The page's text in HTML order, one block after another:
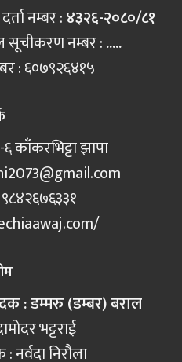
नम्बर :४३२६-२०८०/८१
सूचीकरण नम्बर :.....
: ६०७९२६४१५
काँकरभिट्टा झापा
: डम्मरु (डम्बर) बराल
भट्टराई
निरौला